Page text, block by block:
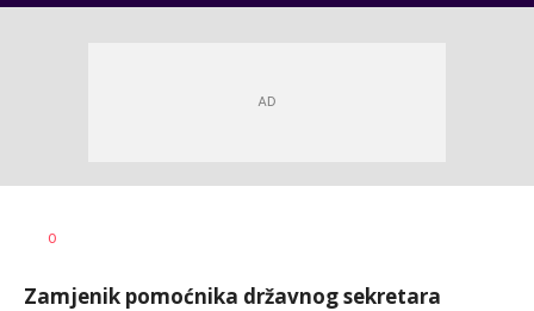
AUTOR
0
Zamjenik pomoćnika državnog sekretara